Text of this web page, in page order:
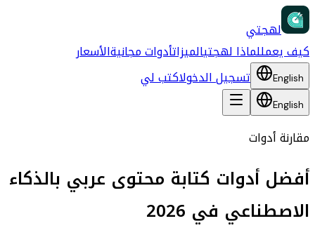
لهجتي
كيف يعمللماذا لهجتيالميزاتأدوات مجانيةالأسعار
English تسجيل الدخولاكتب لي
English
مقارنة أدوات
أفضل أدوات كتابة محتوى عربي بالذكاء
الاصطناعي في 2026